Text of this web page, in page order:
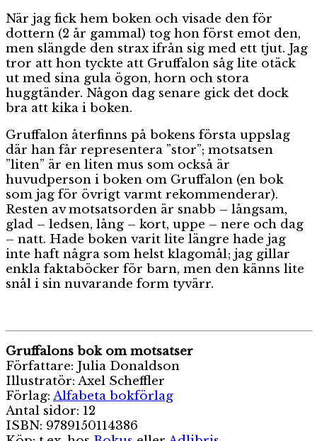
När jag fick hem boken och visade den för
dottern (2 år gammal) tog hon först emot den,
men slängde den strax ifrån sig med ett tjut. Jag
tror att hon tyckte att Gruffalon såg lite otäck
ut med sina gula ögon, horn och stora
huggtänder. Någon dag senare gick det dock
bra att kika i boken.
Gruffalon återfinns på bokens första uppslag
där han får representera ”stor”; motsatsen
”liten” är en liten mus som också är
huvudperson i boken om Gruffalon (en bok
som jag för övrigt varmt rekommenderar).
Resten av motsatsorden är snabb – långsam,
glad – ledsen, lång – kort, uppe – nere och dag
– natt. Hade boken varit lite längre hade jag
inte haft några som helst klagomål; jag gillar
enkla faktaböcker för barn, men den känns lite
snål i sin nuvarande form tyvärr.
Gruffalons bok om motsatser
Författare: Julia Donaldson
Illustratör: Axel Scheffler
Förlag: Alfabeta bokförlag
Antal sidor: 12
ISBN: 9789150114386